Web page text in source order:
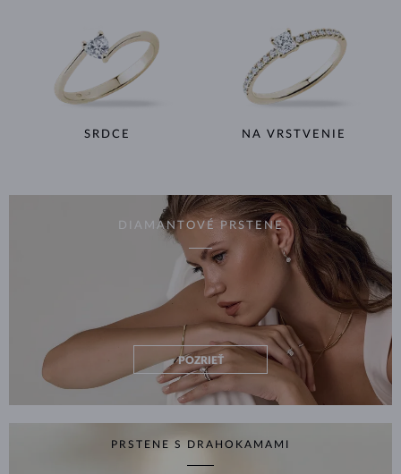
SRDCE NA VRSTVENIE
DIAMANTOVÉ PRSTENE
POZRIEŤ
PRSTENE S DRAHOKAMAMI